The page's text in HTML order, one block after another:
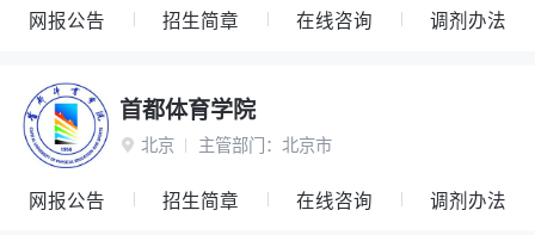
网报公告 招生简章 在线咨询 调剂办法
首都体育学院
 北京 主管部门： 北京市
网报公告 招生简章 在线咨询 调剂办法